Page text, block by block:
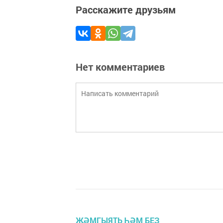
Расскажите друзьям
Нет комментариев
ҖӘМГЫЯТЬ ҺӘМ БЕЗ